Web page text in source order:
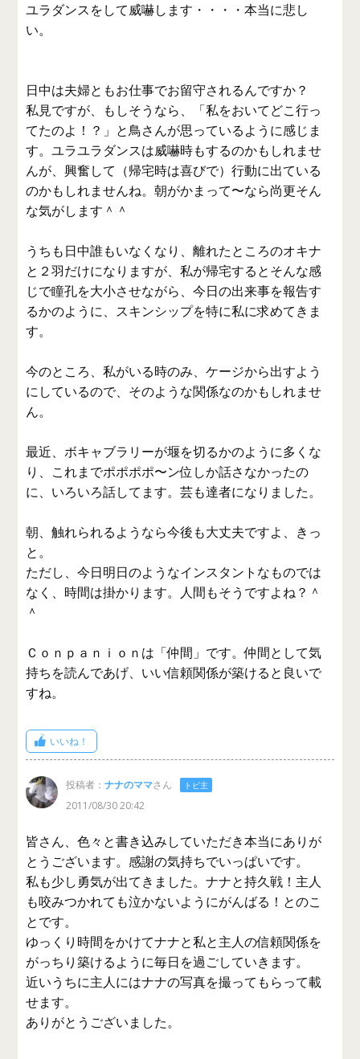
ユラダンスをして威嚇します・・・・本当に悲し
い。
日中は夫婦ともお仕事でお留守されるんですか？
私見ですが、もしそうなら、「私をおいてどこ行っ
てたのよ！？」と鳥さんが思っているように感じま
す。ユラユラダンスは威嚇時もするのかもしれませ
んが、興奮して（帰宅時は喜びで）行動に出ている
のかもしれませんね。朝がかまって〜なら尚更そん
な気がします＾＾
うちも日中誰もいなくなり、離れたところのオキナ
と２羽だけになりますが、私が帰宅するとそんな感
じで瞳孔を大小させながら、今日の出来事を報告す
るかのように、スキンシップを特に私に求めてきま
す。
今のところ、私がいる時のみ、ケージから出すよう
にしているので、そのような関係なのかもしれませ
ん。
最近、ボキャブラリーが堰を切るかのように多くな
り、これまでポポポポ〜ン位しか話さなかったの
に、いろいろ話してます。芸も達者になりました。
朝、触れられるようなら今後も大丈夫ですよ、きっ
と。
ただし、今日明日のようなインスタントなものでは
なく、時間は掛かります。人間もそうですよね？＾
＾
Ｃｏｎｐａｎｉｏｎは「仲間」です。仲間として気
持ちを読んであげ、いい信頼関係が築けると良いで
すね。
いいね！
投稿者：ナナのママさん トピ主
2011/08/30 20:42
皆さん、色々と書き込みしていただき本当にありが
とうございます。感謝の気持ちでいっぱいです。
私も少し勇気が出てきました。ナナと持久戦！主人
も咬みつかれても泣かないようにがんばる！とのこ
とです。
ゆっくり時間をかけてナナと私と主人の信頼関係を
がっちり築けるように毎日を過ごしていきます。
近いうちに主人にはナナの写真を撮ってもらって載
せます。
ありがとうございました。